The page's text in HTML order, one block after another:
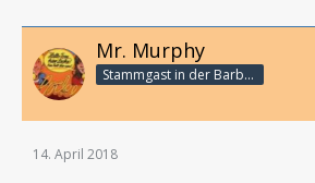
Mr. Murphy
Stammgast in der Barbarabar
14. April 2018